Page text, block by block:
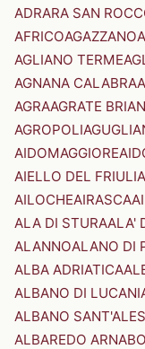
ADRARA SAN
AFRICOAGAZZANO
AGLIANO TERME
AGNANA CALABRA
AGRAAGRATE
AGROPOLI
AIDOMAGGIORE
AIELLO DEL FRIULI
AILOCHEAIRASCA
ALA DI STURAALA'
ALANNOALANO DI
ALBA ADRIATICA
ALBANO DI
ALBANO
ALBAREDO